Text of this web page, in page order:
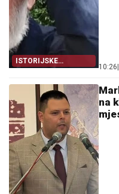
ISTORIJSKE
ČINJENICE
10:26|
na